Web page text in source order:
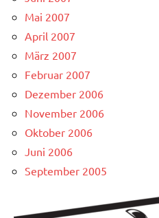
Mai 2007
April 2007
März 2007
Februar 2007
Dezember 2006
November 2006
Oktober 2006
Juni 2006
September 2005